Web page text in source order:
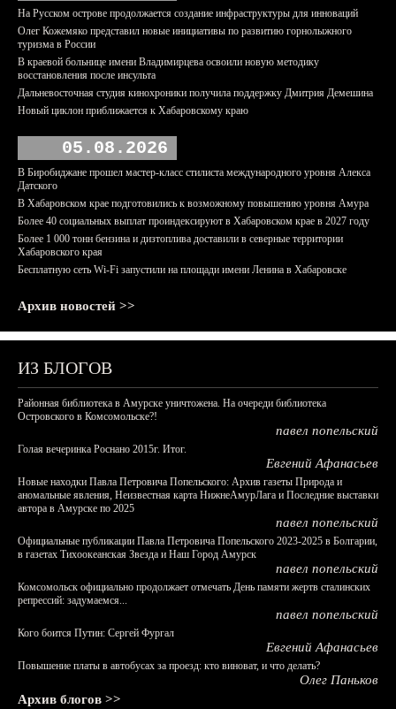
На Русском острове продолжается создание инфраструктуры для инноваций
Олег Кожемяко представил новые инициативы по развитию горнолыжного
туризма в России
В краевой больнице имени Владимирцева освоили новую методику
восстановления после инсульта
Дальневосточная студия кинохроники получила поддержку Дмитрия Демешина
Новый циклон приближается к Хабаровскому краю
05.08.2026
В Биробиджане прошел мастер-класс стилиста международного уровня Алекса
Датского
В Хабаровском крае подготовились к возможному повышению уровня Амура
Более 40 социальных выплат проиндексируют в Хабаровском крае в 2027 году
Более 1 000 тонн бензина и дизтоплива доставили в северные территории
Хабаровского края
Бесплатную сеть Wi-Fi запустили на площади имени Ленина в Хабаровске
Архив новостей >>
ИЗ БЛОГОВ
Районная библиотека в Амурске уничтожена. На очереди библиотека
Островского в Комсомольске?!
павел попельский
Голая вечеринка Роснано 2015г. Итог.
Евгений Афанасьев
Новые находки Павла Петровича Попельского: Архив газеты Природа и
аномальные явления, Неизвестная карта НижнеАмурЛага и Последние выставки
автора в Амурске по 2025
павел попельский
Официальные публикации Павла Петровича Попельского 2023-2025 в Болгарии,
в газетах Тихоокеанская Звезда и Наш Город Амурск
павел попельский
Комсомольск официально продолжает отмечать День памяти жертв сталинских
репрессий: задумаемся...
павел попельский
Кого боится Путин: Сергей Фургал
Евгений Афанасьев
Повышение платы в автобусах за проезд: кто виноват, и что делать?
Олег Паньков
Архив блогов >>